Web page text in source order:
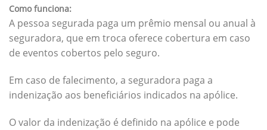
Como funciona:
A pessoa segurada paga um prêmio mensal ou anual à
seguradora, que em troca oferece cobertura em caso
de eventos cobertos pelo seguro.
Em caso de falecimento, a seguradora paga a
indenização aos beneficiários indicados na apólice.
O valor da indenização é definido na apólice e pode